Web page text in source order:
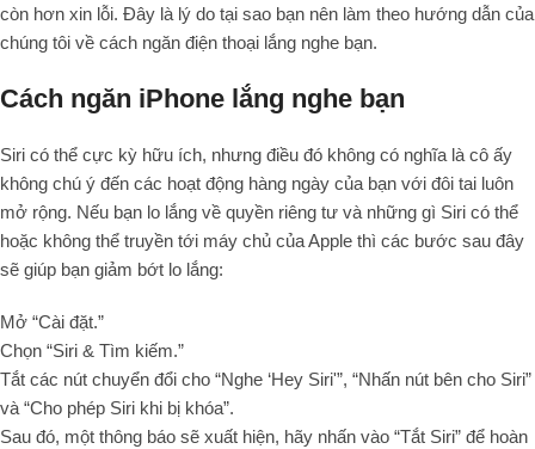
còn hơn xin lỗi. Đây là lý do tại sao bạn nên làm theo hướng dẫn của
chúng tôi về cách ngăn điện thoại lắng nghe bạn.
Cách ngăn iPhone lắng nghe bạn
Siri có thể cực kỳ hữu ích, nhưng điều đó không có nghĩa là cô ấy
không chú ý đến các hoạt động hàng ngày của bạn với đôi tai luôn
mở rộng. Nếu bạn lo lắng về quyền riêng tư và những gì Siri có thể
hoặc không thể truyền tới máy chủ của Apple thì các bước sau đây
sẽ giúp bạn giảm bớt lo lắng:
Mở “Cài đặt.”
Chọn “Siri & Tìm kiếm.”
Tắt các nút chuyển đổi cho “Nghe ‘Hey Siri'”, “Nhấn nút bên cho Siri”
và “Cho phép Siri khi bị khóa”.
Sau đó, một thông báo sẽ xuất hiện, hãy nhấn vào “Tắt Siri” để hoàn